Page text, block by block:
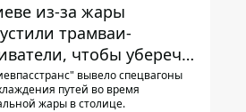
из-за жары
трамваи-
чтобы уберечь
от деформации
вывело спецвагоны
путей во время
жары в столице.